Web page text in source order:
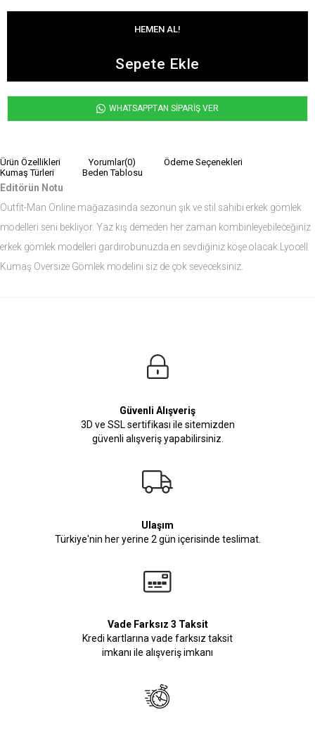
WHATSAPPTAN SİPARİŞ VER
Ürün Özellikleri Yorumlar(0)
Ödeme Seçenekleri
Kumaş Türleri
Beden Tablosu
Editörün Notu
Outfit-Man Online mağazasında sezonun şık ve stil sahibi erkek gömlek
modelleri seni bekliyor. Yaz kış demeden her zaman kombinleyebileceğiniz
erkek gömlek modelleri gardırobunuzda en sevdiğiniz köşe olacak.Lyocell
Kumaş Oversize Gömlek modelini siz de çok seveceksiniz.
Manken Bedenleri Üst Grup M, Alt Grup 33 Beden ( Medium )
Güvenli Alışveriş
3D ve SSL sertifikası ile sitemizden
güvenli alışveriş yapabilirsiniz.
Ulaşım
Türkiye'nin her yerine 2 gün içerisinde teslimat.
Vade Farksız 3 Taksit
Kredi kartlarına vade farksız taksit
imkanı ile alışveriş imkanı